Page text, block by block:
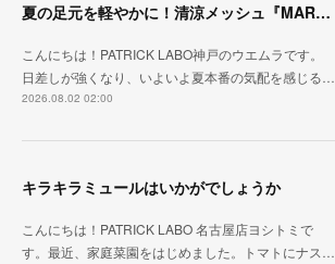
夏の足元を軽やかに！清涼メッシュ『MARATHON-ME2』
こんにちは！PATRICK LABO神戸のウエムラです。
日差しが強くなり、いよいよ夏本番の気配を感じる…
2026.08.02 02:00
キラキラミュールはいかがでしょうか
こんにちは！PATRICK LABO 名古屋店ヨシトミで
す。最近、家庭菜園をはじめました。トマトにナス…